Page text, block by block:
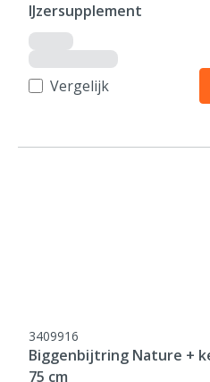
IJzersupplement
Vergelijk
3409916
Biggenbijtring Nature +
75 cm